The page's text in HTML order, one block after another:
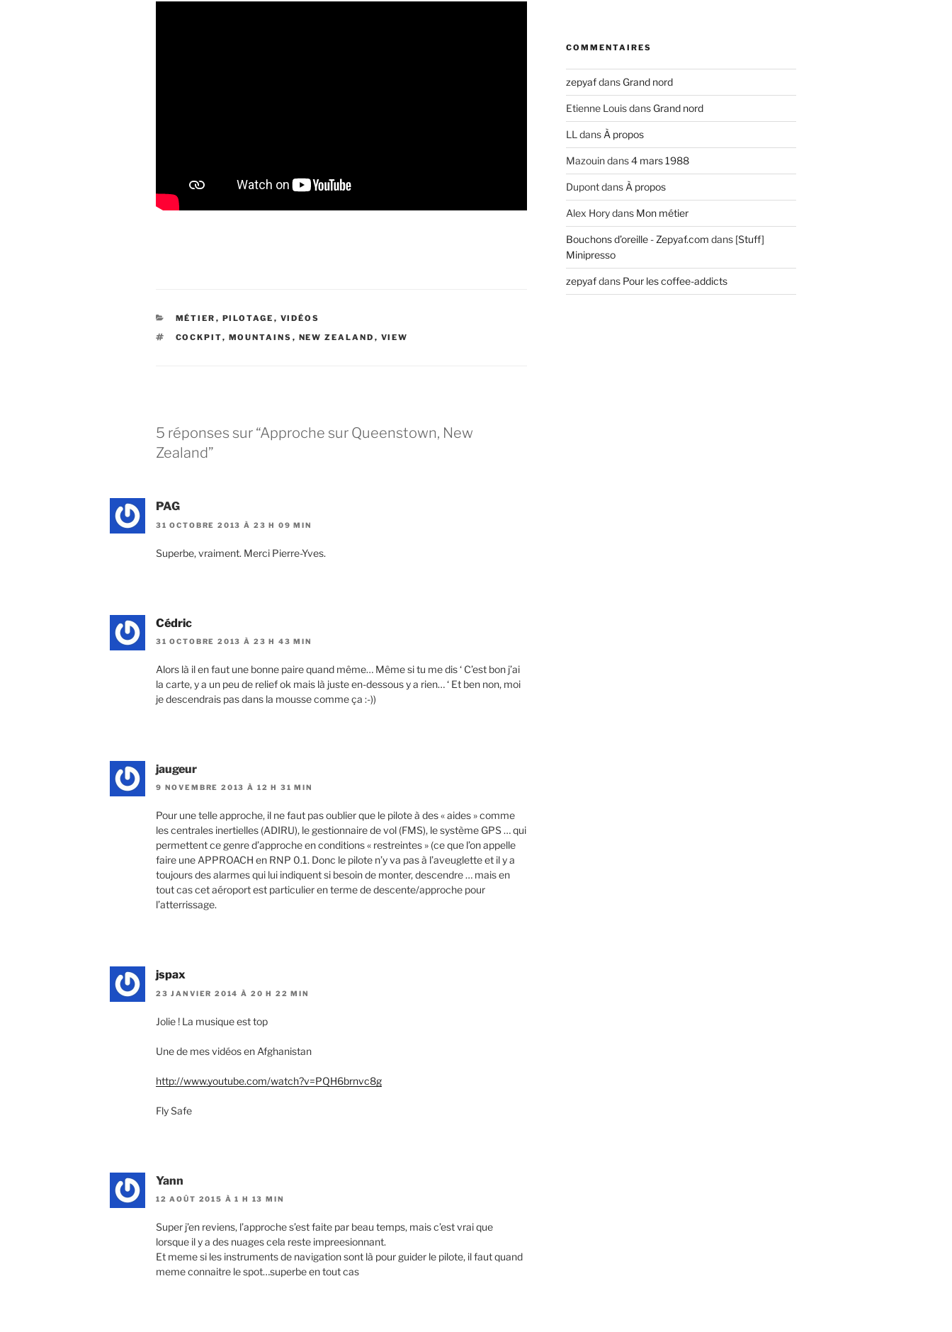
CATÉGORIES
MÉTIER , PILOTAGE , VIDÉOS
ÉTIQUETTES
COCKPIT, MOUNTAINS , NEW ZEALAND , VIEW
5 réponses sur “Approche sur Queenstown, New
Zealand”
PAG
31 OCTOBRE 2013 À 23 H 09 MIN
Superbe, vraiment. Merci Pierre-Yves.
Cédric
31 OCTOBRE 2013 À 23 H 43 MIN
Alors là il en faut une bonne paire quand même… Même si tu me dis ‘ C’est bon j’ai
la carte, y a un peu de relief ok mais là juste en-dessous y a rien… ‘ Et ben non, moi
je descendrais pas dans la mousse comme ça :-))
jaugeur
9 NOVEMBRE 2013 À 12 H 31 MIN
Pour une telle approche, il ne faut pas oublier que le pilote à des « aides » comme
les centrales inertielles (ADIRU), le gestionnaire de vol (FMS), le système GPS … qui
permettent ce genre d’approche en conditions « restreintes » (ce que l’on appelle
faire une APPROACH en RNP 0.1. Donc le pilote n’y va pas à l’aveuglette et il y a
toujours des alarmes qui lui indiquent si besoin de monter, descendre … mais en
tout cas cet aéroport est particulier en terme de descente/approche pour
l’atterrissage.
jspax
23 JANVIER 2014 À 20 H 22 MIN
Jolie ! La musique est top
Une de mes vidéos en Afghanistan
http://www.youtube.com/watch?v=PQH6brnvc8g
Fly Safe
Yann
12 AOÛT 2015 À 1 H 13 MIN
Super j’en reviens, l’approche s’est faite par beau temps, mais c’est vrai que
lorsque il y a des nuages cela reste impreesionnant.
Et meme si les instruments de navigation sont là pour guider le pilote, il faut quand
meme connaitre le spot…superbe en tout cas
COMMENTAIRES
zepyafdans Grand nord
Etienne Louisdans Grand nord
LL dans À propos
Mazouindans4 mars 1988
Dupontdans À propos
Alex Horydans Mon métier
Bouchons d’oreille - Zepyaf.com dans [Stuff]
Minipresso
zepyafdans Pour les coffee-addicts